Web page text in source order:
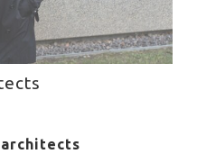
architects